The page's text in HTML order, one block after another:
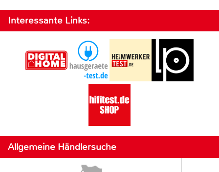
Interessante Links:
Allgemeine Händlersuche